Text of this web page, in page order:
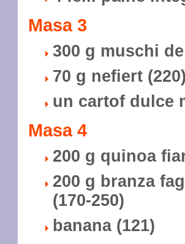
Masa 3
300 g muschi
70 g nefiert
un cartof dulce
Masa 4
200 g quinoa
200 g branza
(170-250)
banana (121)